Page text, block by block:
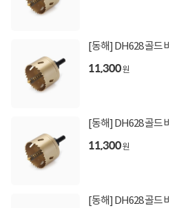
[동해] DH628 골드
11,300원
[동해] DH628 골드
11,300원
[동해] DH628 골드